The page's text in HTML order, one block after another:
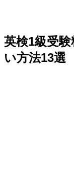
英検1級受
い方法13選